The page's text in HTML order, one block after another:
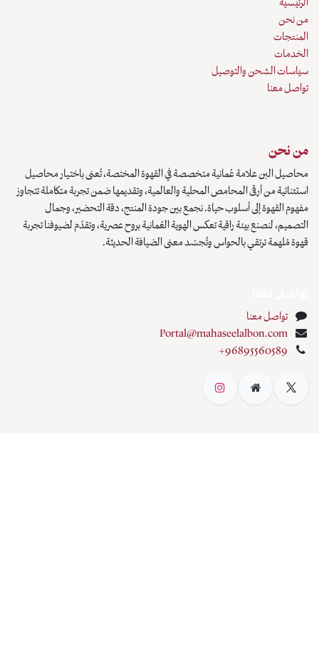
في القهوة المختصة، تُعنى باختيار محاصيل
والعالمية، وتقديمها ضمن تجربة متكاملة تتجاوز
بين جودة المنتج، دقة التحضير، وجمال
العُمانية بروح عصرية، وتقدّم لضيوفنا تجربة
معنى الضيافة الحديثة.